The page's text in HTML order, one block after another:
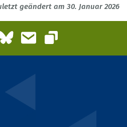
geändert am 30. Januar 2026
BlueskyE-Mail
Link kopieren